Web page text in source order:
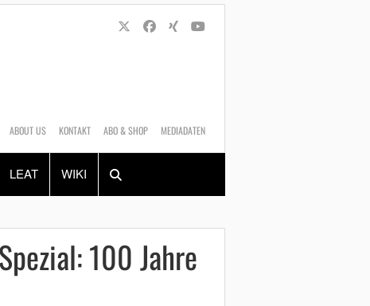
ABOUT US KONTAKT ABO & SHOP MEDIADATEN
LEAT WIKI
Alles Shop
100 Jahre